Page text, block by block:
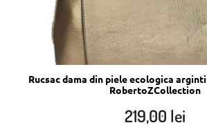
Rucsac dama din piele ecologica
RobertoZCollection
219,00 lei